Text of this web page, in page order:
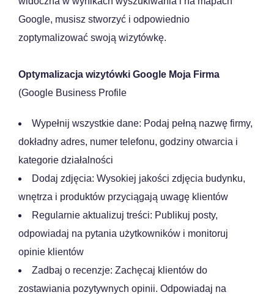
Google, musisz stworzyć i odpowiednio
zoptymalizować swoją wizytówkę.
Optymalizacja wizytówki Google Moja Firma
(Google Business Profile
Wypełnij wszystkie dane: Podaj pełną nazwę firmy,
dokładny adres, numer telefonu, godziny otwarcia i
kategorie działalności
Dodaj zdjęcia: Wysokiej jakości zdjęcia budynku,
wnętrza i produktów przyciągają uwagę klientów
Regularnie aktualizuj treści: Publikuj posty,
odpowiadaj na pytania użytkowników i monitoruj
opinie klientów
Zadbaj o recenzje: Zachęcaj klientów do
zostawiania pozytywnych opinii. Odpowiadaj na